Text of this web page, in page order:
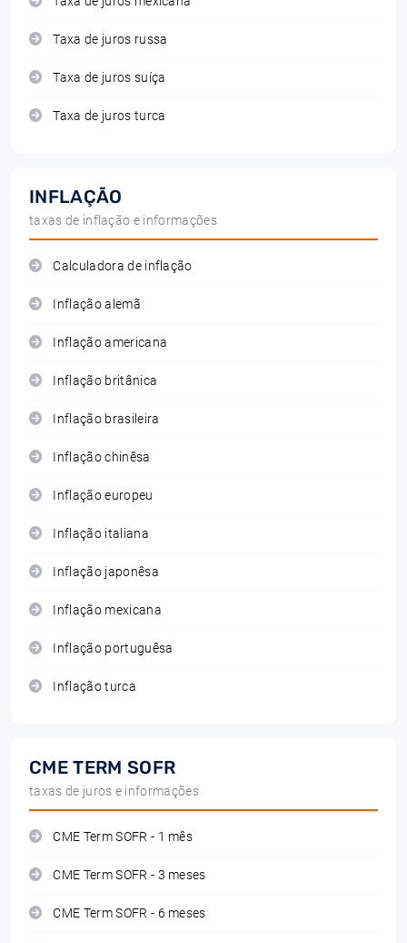
Taxa de juros russa
Taxa de juros suíça
Taxa de juros turca
INFLAÇÃO
taxas de inflação e informações
Calculadora de inflação
Inflação alemã
Inflação americana
Inflação britânica
Inflação brasileira
Inflação chinêsa
Inflação europeu
Inflação italiana
Inflação japonêsa
Inflação mexicana
Inflação portuguêsa
Inflação turca
CME TERM SOFR
taxas de juros e informações
CME Term SOFR - 1 mês
CME Term SOFR - 3 meses
CME Term SOFR - 6 meses